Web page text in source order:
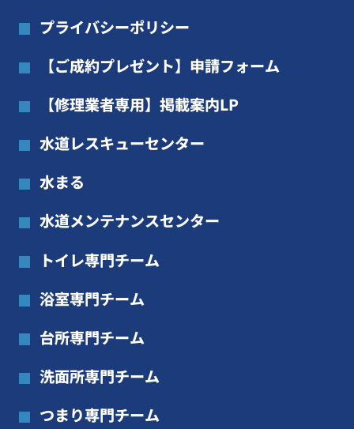
プライバシーポリシー
【ご成約プレゼント】申請フォーム
【修理業者専用】掲載案内LP
水道レスキューセンター
水まる
水道メンテナンスセンター
トイレ専門チーム
浴室専門チーム
台所専門チーム
洗面所専門チーム
つまり専門チーム